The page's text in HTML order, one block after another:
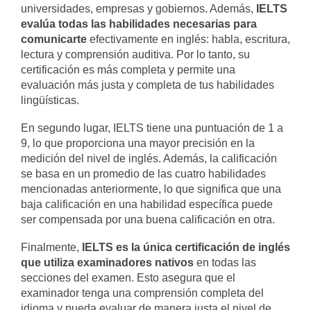
universidades, empresas y gobiernos. Además,
IELTS
evalúa todas las habilidades necesarias para
comunicarte efectivamente en inglés: habla, escritura,
lectura y comprensión auditiva. Por lo tanto, su
certificación es más completa y permite una
evaluación más justa y completa de tus habilidades
lingüísticas.
En segundo lugar, IELTS tiene una puntuación de 1 a
9, lo que proporciona una mayor precisión en la
medición del nivel de inglés. Además, la calificación
se basa en un promedio de las cuatro habilidades
mencionadas anteriormente, lo que significa que una
baja calificación en una habilidad específica puede
ser compensada por una buena calificación en otra.
Finalmente, IELTS es la única certificación de inglés
que utiliza examinadores nativos en todas las
secciones del examen. Esto asegura que el
examinador tenga una comprensión completa del